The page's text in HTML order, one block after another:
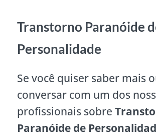
Transtorno Paranóide
Personalidade
Se você quiser saber mais
conversar com um dos
profissionais sobre
Paranóide de